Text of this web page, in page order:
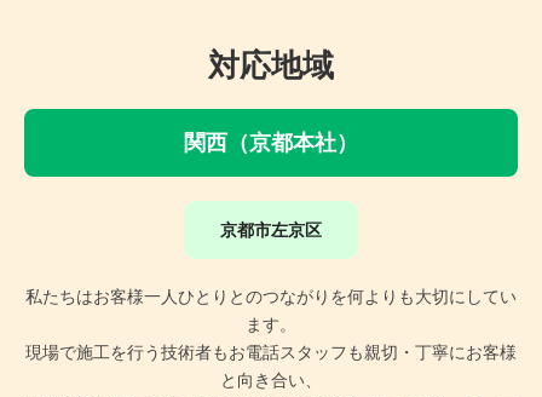
対応地域
関西（京都本社）
京都市左京区
私たちはお客様一人ひとりとのつながりを何よりも大切にしてい
ます。
現場で施工を行う技術者もお電話スタッフも親切・丁寧にお客様
と向き合い、